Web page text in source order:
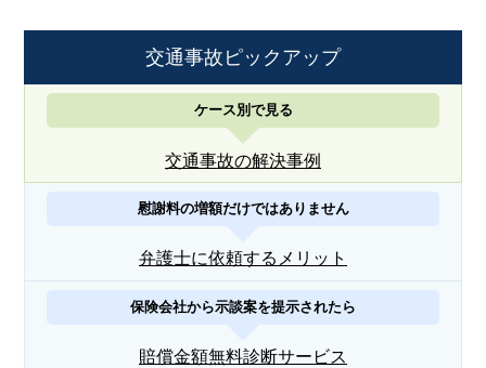
交通事故ピックアップ
ケース別で見る
交通事故の解決事例
慰謝料の増額だけではありません
弁護士に依頼するメリット
保険会社から示談案を提示されたら
賠償金額無料診断サービス